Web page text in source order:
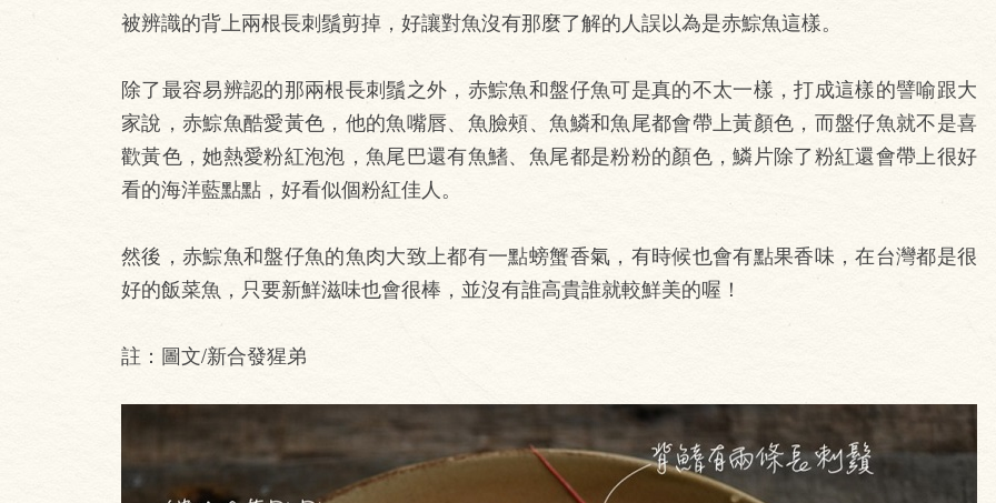
被辨識的背上兩根長刺鬚剪掉，好讓對魚沒有那麼了解的人誤以為是赤鯮魚這樣。
除了最容易辨認的那兩根長刺鬚之外，赤鯮魚和盤仔魚可是真的不太一樣，打成這樣的譬喻跟大
家說，赤鯮魚酷愛黃色，他的魚嘴唇、魚臉頰、魚鱗和魚尾都會帶上黃顏色，而盤仔魚就不是喜
歡黃色，她熱愛粉紅泡泡，魚尾巴還有魚鰭、魚尾都是粉粉的顏色，鱗片除了粉紅還會帶上很好
看的海洋藍點點，好看似個粉紅佳人。
然後，赤鯮魚和盤仔魚的魚肉大致上都有一點螃蟹香氣，有時候也會有點果香味，在台灣都是很
好的飯菜魚，只要新鮮滋味也會很棒，並沒有誰高貴誰就較鮮美的喔！
註：圖文/新合發猩弟